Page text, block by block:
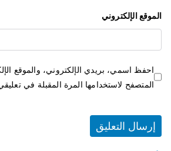
الموقع الإلكتروني
احفظ اسمي، بريدي الإلكتروني، والموقع
المتصفح لاستخدامها المرة المقبلة في